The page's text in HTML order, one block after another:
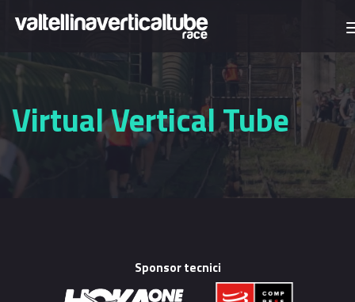
Salta al contenuto principale
Virtual Vertical Tube
Sponsor tecnici